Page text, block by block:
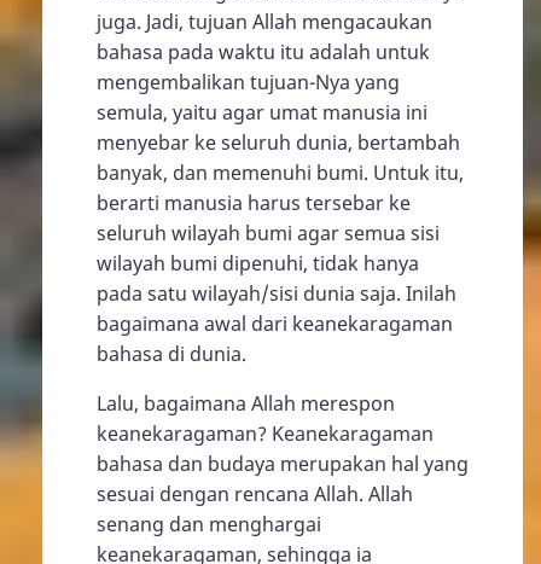
juga. Jadi, tujuan Allah mengacaukan
bahasa pada waktu itu adalah untuk
mengembalikan tujuan-Nya yang
semula, yaitu agar umat manusia ini
menyebar ke seluruh dunia, bertambah
banyak, dan memenuhi bumi. Untuk itu,
berarti manusia harus tersebar ke
seluruh wilayah bumi agar semua sisi
wilayah bumi dipenuhi, tidak hanya
pada satu wilayah/sisi dunia saja. Inilah
bagaimana awal dari keanekaragaman
bahasa di dunia.
Lalu, bagaimana Allah merespon
keanekaragaman? Keanekaragaman
bahasa dan budaya merupakan hal yang
sesuai dengan rencana Allah. Allah
senang dan menghargai
keanekaragaman, sehingga ia